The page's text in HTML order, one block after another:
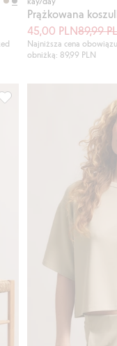
Prążkowana
45,00 PLN89,99
Najniższa cena
obniżką: 89,99 PLN
T-shirt o pudełkowym